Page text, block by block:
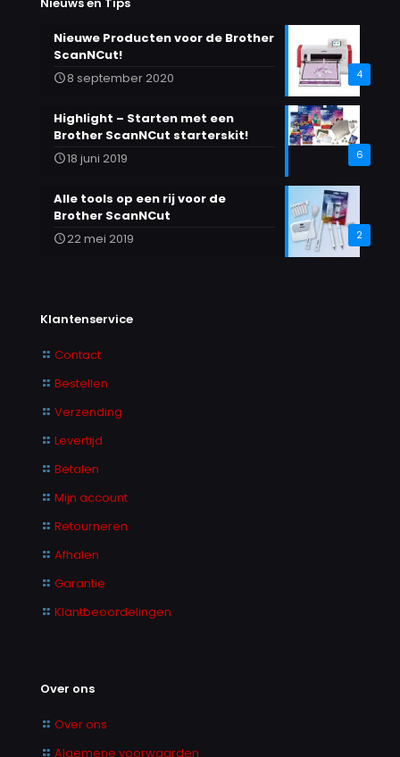
4
Nieuwe Producten voor de Brother
ScanNCut!
8 september 2020
6
Highlight – Starten met een
Brother ScanNCut starterskit!
18 juni 2019
2
Alle tools op een rij voor de
Brother ScanNCut
22 mei 2019
Klantenservice
Contact
Bestellen
Verzending
Levertijd
Betalen
Mijn account
Retourneren
Afhalen
Garantie
Klantbeoordelingen
Over ons
Over ons
Algemene voorwaarden